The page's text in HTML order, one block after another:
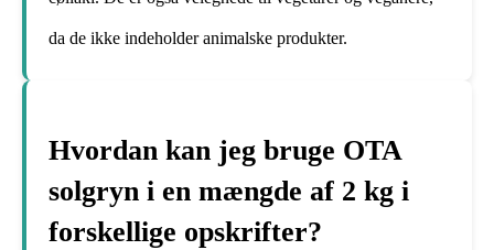
da de ikke indeholder animalske produkter.
Hvordan kan jeg bruge OTA
solgryn i en mængde af 2 kg i
forskellige opskrifter?